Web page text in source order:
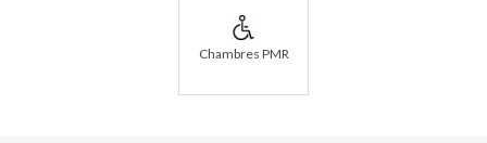
Chambres PMR